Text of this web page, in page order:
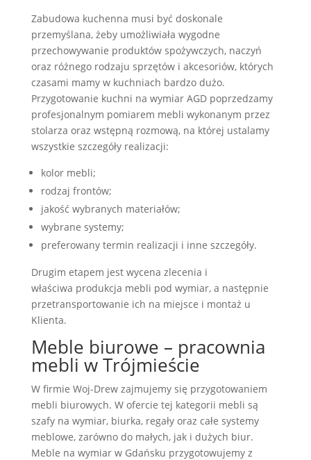
Zabudowa kuchenna musi być doskonale
przemyślana, żeby umożliwiała wygodne
przechowywanie produktów spożywczych, naczyń
oraz różnego rodzaju sprzętów i akcesoriów, których
czasami mamy w kuchniach bardzo dużo.
Przygotowanie kuchni na wymiar AGD poprzedzamy
profesjonalnym pomiarem mebli wykonanym przez
stolarza oraz wstępną rozmową, na której ustalamy
wszystkie szczegóły realizacji:
kolor mebli;
rodzaj frontów;
jakość wybranych materiałów;
wybrane systemy;
preferowany termin realizacji i inne szczegóły.
Drugim etapem jest wycena zlecenia i
właściwa produkcja mebli pod wymiar, a następnie
przetransportowanie ich na miejsce i montaż u
Klienta.
Meble biurowe – pracownia
mebli w Trójmieście
W firmie Woj-Drew zajmujemy się przygotowaniem
mebli biurowych. W ofercie tej kategorii mebli są
szafy na wymiar, biurka, regały oraz całe systemy
meblowe, zarówno do małych, jak i dużych biur.
Meble na wymiar w Gdańsku przygotowujemy z